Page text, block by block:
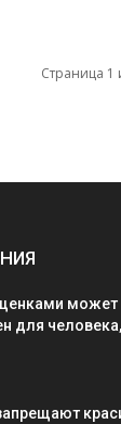
Страница 1
может
для